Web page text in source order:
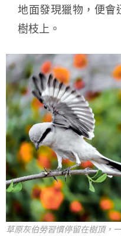
地面發現獵物，便會
樹枝上。
草原灰伯勞習慣停留在樹頂，